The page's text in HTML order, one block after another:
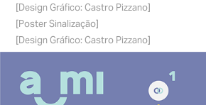
[Design Gráfico: Castro Pizzano]
[Poster Sinalização]
[Design Gráfico: Castro Pizzano]